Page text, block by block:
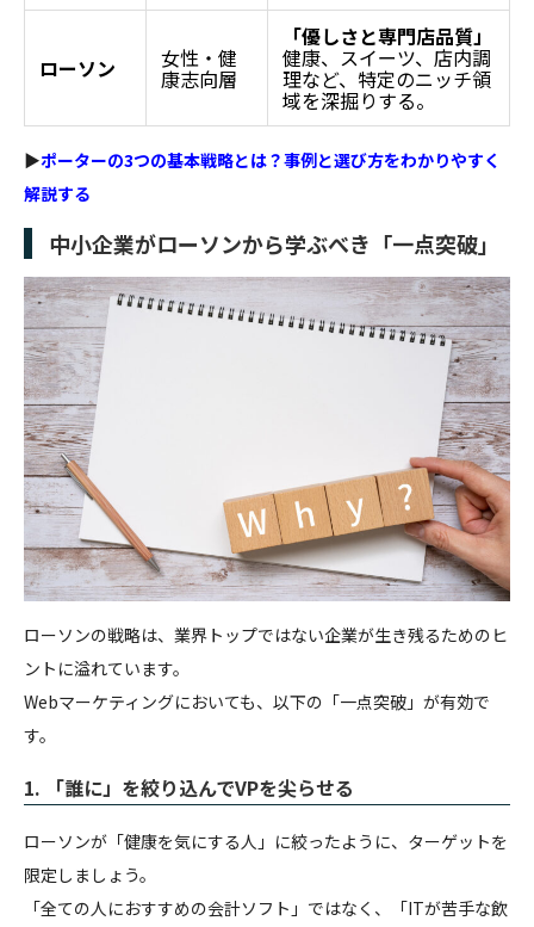
ローソン 女性・健
康志向層
「優しさと専門店品質」
健康、スイーツ、店内調
理など、特定のニッチ領
域を深掘りする。
▶ポーターの3つの基本戦略とは？事例と選び方をわかりやすく
解説する
中小企業がローソンから学ぶべき「一点突破」
ローソンの戦略は、業界トップではない企業が生き残るためのヒ
ントに溢れています。
Webマーケティングにおいても、以下の「一点突破」が有効で
す。
1. 「誰に」を絞り込んでVPを尖らせる
ローソンが「健康を気にする人」に絞ったように、ターゲットを
限定しましょう。
「全ての人におすすめの会計ソフト」ではなく、「ITが苦手な飲